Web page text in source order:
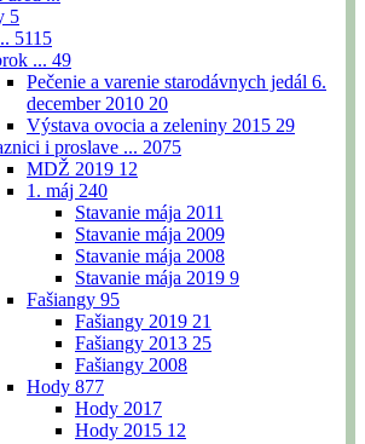
5
5115
... 49
Pečenie a varenie starodávnych jedál 6.
december 2010 20
Výstava ovocia a zeleniny 2015 29
i proslave ... 2075
MDŽ 2019 12
1. máj 240
Stavanie mája 2011
Stavanie mája 2009
Stavanie mája 2008
Stavanie mája 2019 9
Fašiangy 95
Fašiangy 2019 21
Fašiangy 2013 25
Fašiangy 2008
Hody 877
Hody 2017
Hody 2015 12